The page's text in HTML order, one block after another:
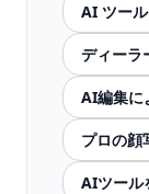
AI ツー
ディーラ
AI編集に
プロの顔
AIツール